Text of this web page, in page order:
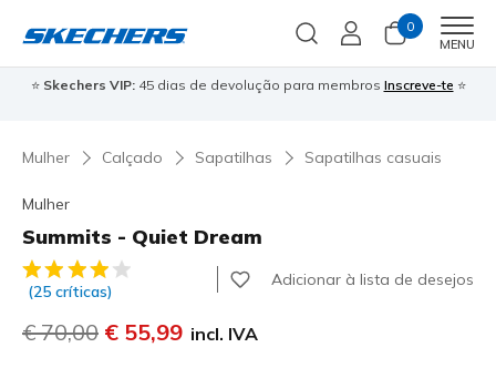
0
MENU
⭐ Skechers VIP:45 dias de devolução para membros Inscreve-te ⭐
Mulher Calçado Sapatilhas Sapatilhas casuais
Mulher
Summits - Quiet Dream
4$3 de 5 – Classificação do cliente
(25 críticas)
Adicionar à lista de desejos
Preço com desconto de
€ 70,00 para
€ 55,99 incl. IVA